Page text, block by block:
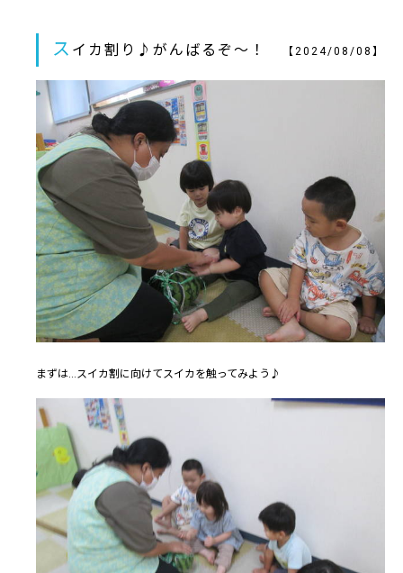
ス イカ割り♪がんばるぞ～！ 【2024/08/08】
まずは...スイカ割に向けてスイカを触ってみよう♪